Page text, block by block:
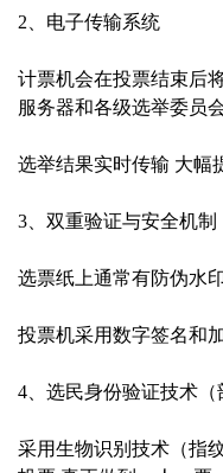
2、电子传输系统
计票机会在投票结束后
服务器和各级选举委员
选举结果实时传输 大幅
3、双重验证与安全机制
选票纸上通常有防伪水
投票机采用数字签名和
4、选民身份验证技术（
采用生物识别技术（指